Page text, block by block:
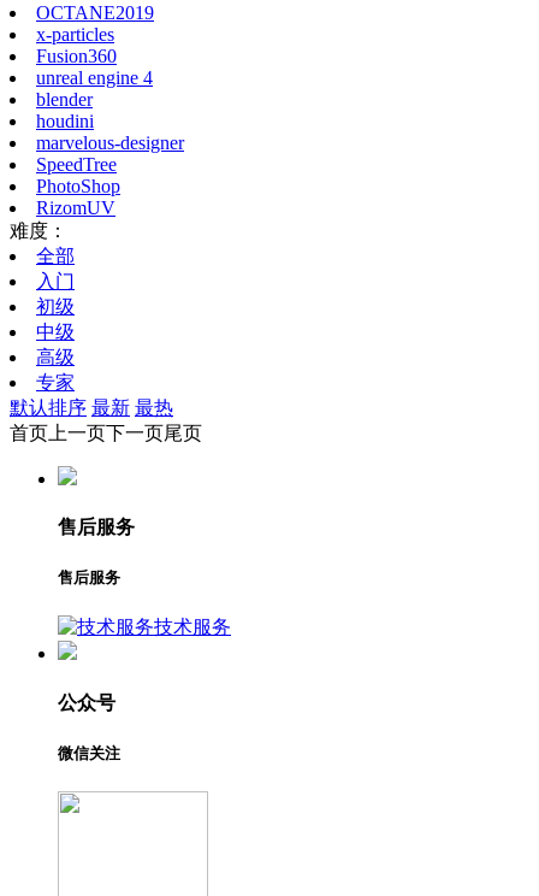
OCTANE2019
x-particles
Fusion360
unreal engine 4
blender
houdini
marvelous-designer
SpeedTree
PhotoShop
RizomUV
难度：
全部
入门
初级
中级
高级
专家
默认排序 最新 最热
首页 上一页下一页尾页
售后服务
售后服务
技术服务
公众号
微信关注